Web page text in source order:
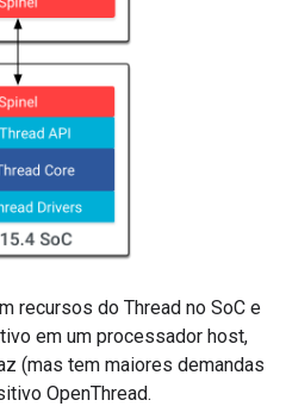
recursos do Thread no SoC e
em um processador host,
(mas tem maiores demandas
OpenThread.